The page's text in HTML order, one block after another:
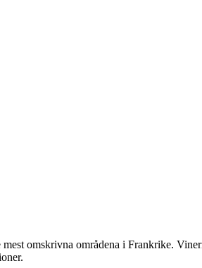
omskrivna områdena i Frankrike.